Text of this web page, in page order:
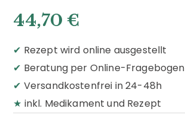
44,70 €
✔ Rezept wird online ausgestellt
✔ Beratung per Online-Fragebogen
✔ Versandkostenfrei in 24-48h
★ inkl. Medikament und Rezept